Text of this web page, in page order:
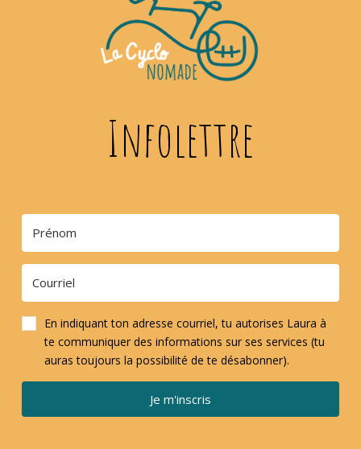
Infolettre
En indiquant ton adresse courriel, tu autorises Laura à
te communiquer des informations sur ses services (tu
auras toujours la possibilité de te désabonner).
Je m'inscris